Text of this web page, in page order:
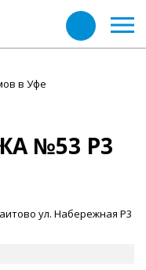
в Уфе
№53 Р3
ул. Набережная Р3